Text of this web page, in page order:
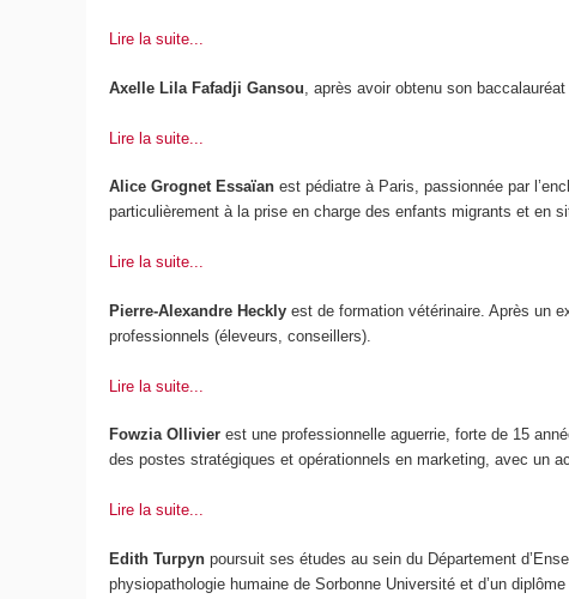
Lire la suite...
Axelle Lila Fafadji Gansou , après avoir obtenu son
Lire la suite...
Alice Grognet Essaïan est pédiatre à Paris, passionnée par
particulièrement à la prise en charge des enfants migrants et en
Lire la suite...
Pierre-Alexandre Heckly est de formation vétérinaire. Après un
professionnels (éleveurs, conseillers).
Lire la suite...
Fowzia Ollivier est une professionnelle aguerrie, forte de 15
des postes stratégiques et opérationnels en marketing, avec un
Lire la suite...
Edith Turpyn poursuit ses études au sein du Département
physiopathologie humaine de Sorbonne Université et d’un